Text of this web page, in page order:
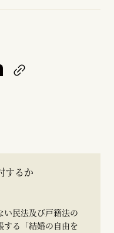
するか
民法及び戸籍法の
する「結婚の自由を